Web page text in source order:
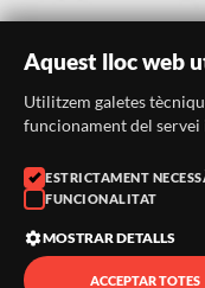
Correu:
Aquest lloc web
Utilitzem galetes
funcionament del
ESTRICTAMENT
FUNCIONALITAT
MOSTRAR DETALLS
ACCEPTAR TOTES